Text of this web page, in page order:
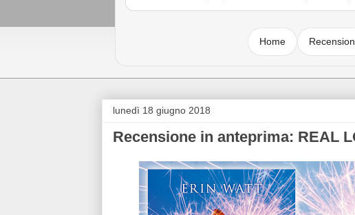
Home
lunedì 18 giugno 2018
Recensione in anteprima: REAL